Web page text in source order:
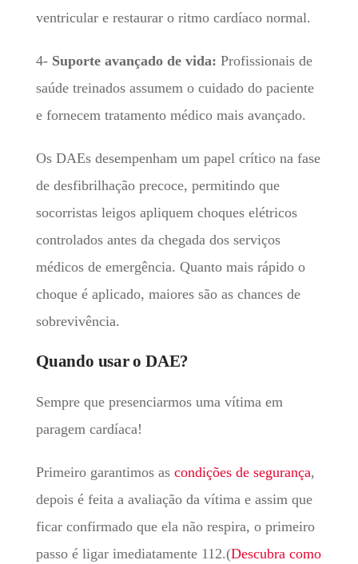
ventricular e restaurar o ritmo cardíaco normal.
4- Suporte avançado de vida: Profissionais de
saúde treinados assumem o cuidado do paciente
e fornecem tratamento médico mais avançado.
Os DAEs desempenham um papel crítico na fase
de desfibrilhação precoce, permitindo que
socorristas leigos apliquem choques elétricos
controlados antes da chegada dos serviços
médicos de emergência. Quanto mais rápido o
choque é aplicado, maiores são as chances de
sobrevivência.
Quando usar o DAE?
Sempre que presenciarmos uma vítima em
paragem cardíaca!
Primeiro garantimos as condições de segurança,
depois é feita a avaliação da vítima e assim que
ficar confirmado que ela não respira, o primeiro
passo é ligar imediatamente 112.(Descubra como